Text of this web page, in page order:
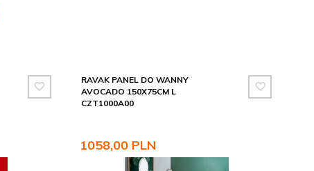
RAVAK PANEL DO WANNY
AVOCADO 150X75CM L
CZT1000A00
1058,00 PLN